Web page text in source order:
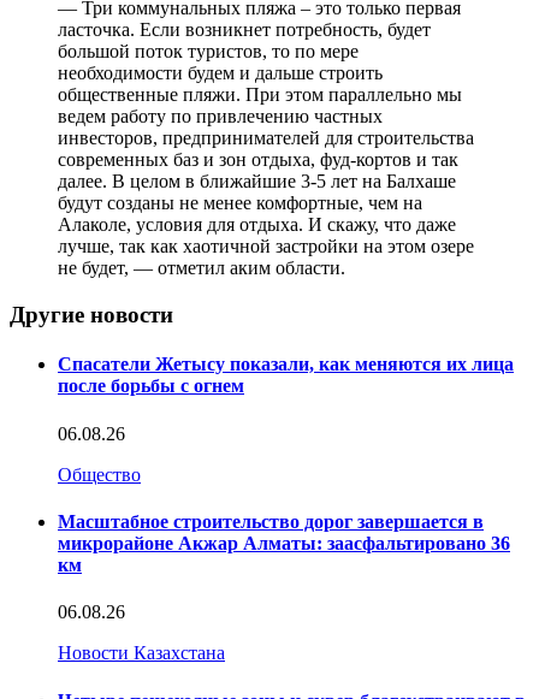
— Три коммунальных пляжа – это только первая
ласточка. Если возникнет потребность, будет
большой поток туристов, то по мере
необходимости будем и дальше строить
общественные пляжи. При этом параллельно мы
ведем работу по привлечению частных
инвесторов, предпринимателей для строительства
современных баз и зон отдыха, фуд-кортов и так
далее. В целом в ближайшие 3-5 лет на Балхаше
будут созданы не менее комфортные, чем на
Алаколе, условия для отдыха. И скажу, что даже
лучше, так как хаотичной застройки на этом озере
не будет, — отметил аким области.
Другие новости
Спасатели Жетысу показали, как меняются их лица
после борьбы с огнем
06.08.26
Общество
Масштабное строительство дорог завершается в
микрорайоне Акжар Алматы: заасфальтировано 36
км
06.08.26
Новости Казахстана